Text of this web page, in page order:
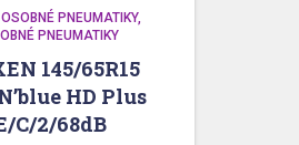
OSOBNÉ PNEUMATIKY
PNEUMATIKY
145/65R15
HD Plus
C/2/68dB